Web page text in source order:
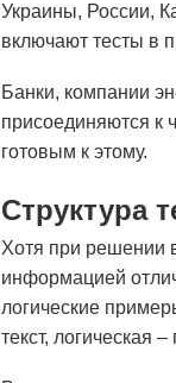
Украины, России,
включают тесты в
Банки, компании
присоединяются к
готовым к этому.
Структура
Хотя при решении
информацией
логические
текст, логическая